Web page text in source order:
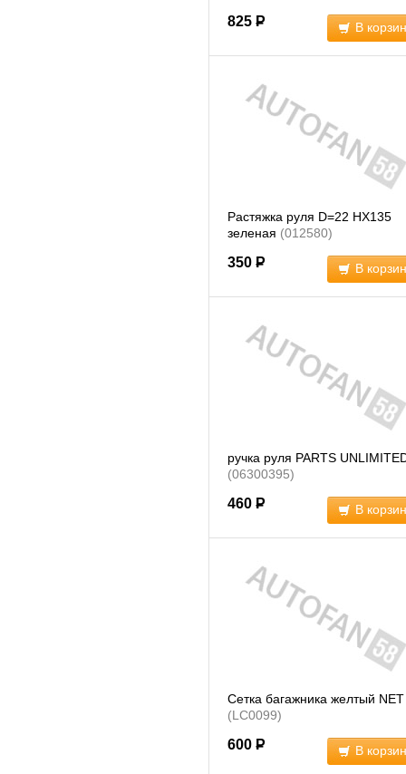
825 Р В
Растяжка руля D=22 HX135
зеленая (012580)
350 Р В
ручка руля PARTS
(06300395)
460 Р В
Сетка багажника желтый NET
(LC0099)
600 Р В